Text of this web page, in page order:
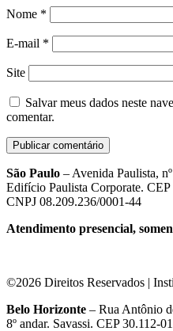
Nome *
E-mail *
Site
Salvar meus dados neste
comentar.
São Paulo – Avenida Paulista,
Edifício Paulista Corporate. CEP
CNPJ 08.209.236/0001-44
Atendimento presencial,
©2026 Direitos Reservados |
Belo Horizonte – Rua Antônio
8º andar. Savassi. CEP 30.112-